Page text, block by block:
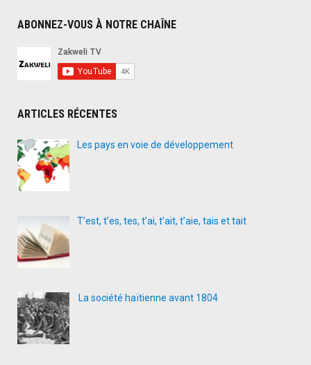
ABONNEZ-VOUS À NOTRE CHAÎNE
ARTICLES RÉCENTES
Les pays en voie de développement
T’est, t’es, tes, t’ai, t’ait, t’aie, tais et tait
La société haïtienne avant 1804